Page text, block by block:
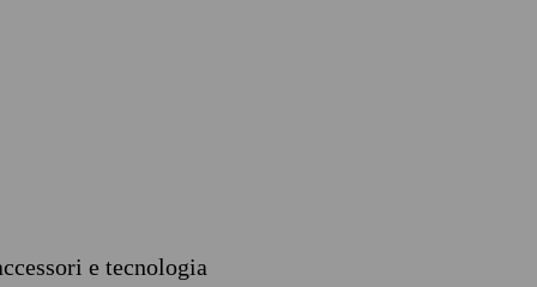
e tecnologia